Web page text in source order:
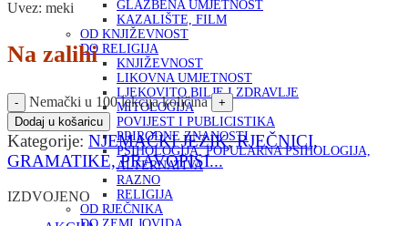
GLAZBENA UMJETNOST
KAZALIŠTE, FILM
OD KNJIŽEVNOST
DO RELIGIJA
KNJIŽEVNOST
LIKOVNA UMJETNOST
LJEKOVITO BILJE I ZDRAVLJE
MITOLOGIJA
POVIJEST I PUBLICISTIKA
PRIRODNE ZNANOSTI
PSIHOLOGIJA, POPULARNA PSIHOLOGIJA,
ALTERNATIVA
RAZNO
RELIGIJA
OD RJEČNIKA
Uvez: meki
Na zalihi
Nemački u 100 lekcija količina
Dodaj u košaricu
Kategorije: NJEMAČKI JEZIK,RJEČNICI,
GRAMATIKE, PRAVOPISI...
IZDVOJENO